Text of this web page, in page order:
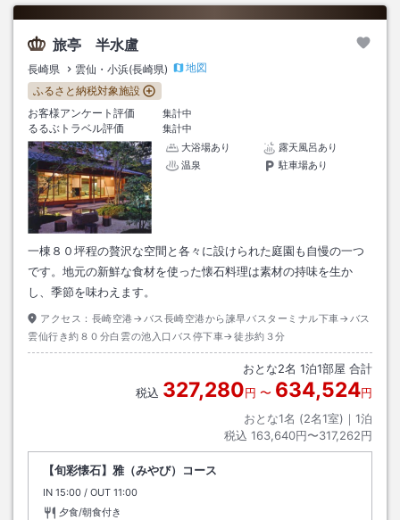
旅亭 半水盧
長崎県 雲仙・小浜(長崎県)
地図
ふるさと納税対象施設
お客様アンケート評価
集計中
るるぶトラベル評価
集計中
大浴場あり
露天風呂あり
温泉
駐車場あり
一棟８０坪程の贅沢な空間と各々に設けられた庭園も自慢の一つ
です。地元の新鮮な食材を使った懐石料理は素材の持味を生か
し、季節を味わえます。
アクセス： 長崎空港→バス長崎空港から諫早バスターミナル下車→バス
雲仙行き約８０分白雲の池入口バス停下車→徒歩約３分
おとな2名 1泊1部屋 合計
税込 327,280円 〜 634,524円
おとな1名 (2名1室)｜ 1泊
税込 163,640円〜317,262円
【旬彩懐石】雅（みやび）コース
IN チェックイン
15:00 / OUT チェックアウト
11:00
夕食/朝食付き